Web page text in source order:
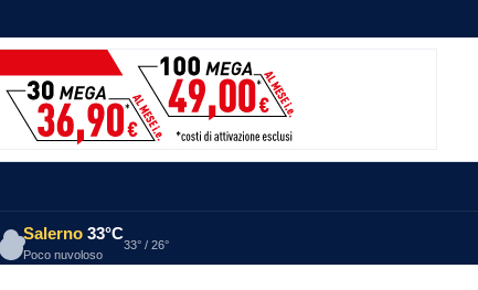
Salerno 33°C
Poco nuvoloso
33° / 26°